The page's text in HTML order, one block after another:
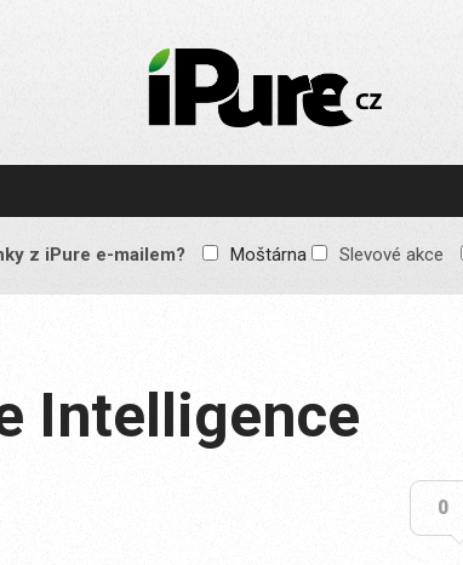
IPURE.CZ
Prémiový Apple e-
reklamy, žádné
obsah pro všechny
z iPure e-mailem? Moštárna Slevové akce
Intelligence
0